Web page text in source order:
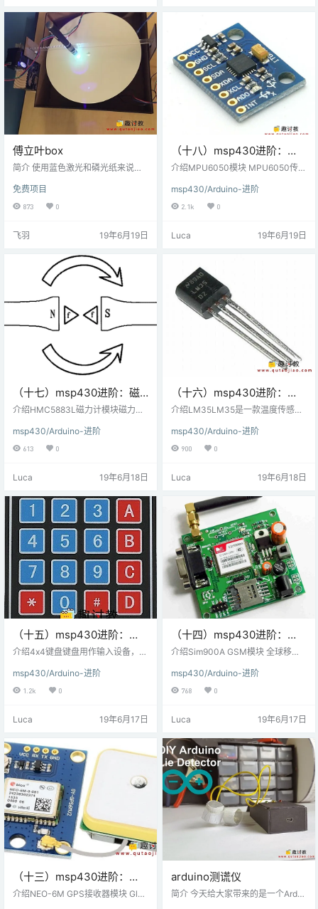
我们的想法可以更好的实现。 步骤
一 材料准备 硬件准备： arduino un
o或 genuino uno MPU6050 SG90
伺服电机 软件准备： …
数据。 连接图DS1307 RTC模块与
MSP-EXP…
傅立叶box
简介 使用蓝色激光和磷光纸来说明
材料准备 硬件准备： arduino uno
；genuino uno 电机控制板 步进电
理说明 你有没有想过声音编辑软件
取消声音的耳机如何工作？或者土
木工程师如何设计建筑物并避免地
震的共振频率？那么，所有这些问
免费项目
873 0
飞羽 19年6月19日
（十八）msp430进阶：
MPU6050与MSP-
连接
介绍MPU6050模块 MPU6050传感
备。它有一个3轴陀螺仪，3轴加速
度计，数字运动处理器和温度传感
其他传感器的输入，如3轴磁力计或
输出。微控制器可以使用I2C通信协
议与该模块通信。通过使用I2C通信
从某些寄存器的地址读取值…
msp430/Arduino-进阶
2.1k 0
Luca 19年6月19日
（十七）msp430进阶：磁
力仪HMC5883L与MSP-
连接
介绍HMC5883L磁力计模块磁力计
大小，因此用于低成本的罗盘和磁
力测量。它测量沿X，Y和Z轴的地
找到设备前进方向。它利用I2C协议
通信从某些寄存器的地址读取值，
可以找到沿X，Y和Z轴的地球磁场
值。 连接图HMC5883L磁力计模块
与MSP-…
msp430/Arduino-进阶
613 0
Luca 19年6月18日
（十六）msp430进阶：
LM35与MSP-EXP430G2 TI
介绍LM35LM35是一款温度传感
围。它是一个3端口的器件，提供与
温度成比例的模拟电压。温度越
便微控制器可以对其进行处理。 连
aunchpad连接 例使用LM35测量环
境温度并将其显示在Energia的串行
监视器上。 这…
msp430/Arduino-进阶
900 0
Luca 19年6月18日
（十五）msp430进阶：
4×4键盘与MSP-
连接
介绍4x4键盘键盘用作输入设备，
理。4x4键盘由4行和4列组成。开
关位于行和列之间。按键在相应的
MSP-EXP430G2 TI Launchpad
其显示在Energia的串行终端上。 在
这里，我们将使用Mark Stanley和A
lexande…
msp430/Arduino-进阶
1.2k 0
Luca 19年6月17日
（十四）msp430进阶：
Sim900A GSM模块与MSP-
介绍Sim900A GSM模块 全球移动
的数字蜂窝系统。它是一种广泛用
于长途通信的移动国际标准。市场
320等。SIM900A模块允许用户通
短信和拨打/接听语音电话。GSM /
GPRS模块使用USART通信与微控
制器或PC终端通信。AT…
msp430/Arduino-进阶
768 0
Luca 19年6月17日
（十三）msp430进阶：
GPS模块与MSP-
介绍NEO-6M GPS接收器模块 Glob
arduino测谎仪
简介 今天给大家带来的是一个Ardui